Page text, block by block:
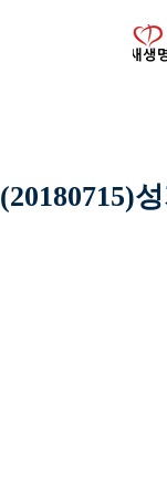
(20180715)